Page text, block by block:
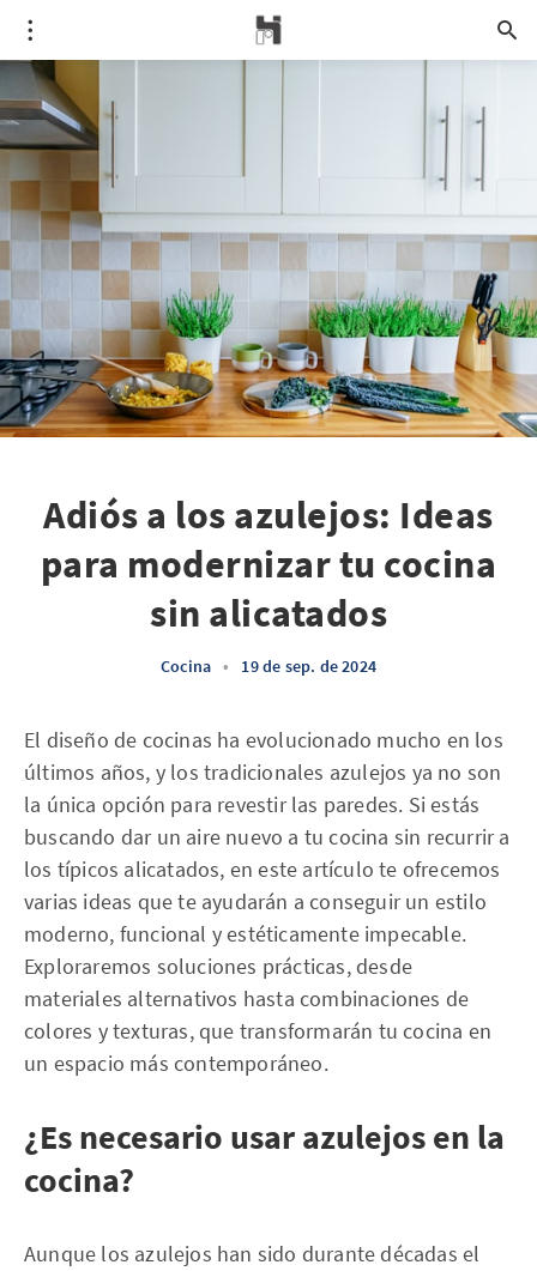
Adiós a los azulejos: Ideas
para modernizar tu cocina
sin alicatados
Cocina • 19 de sep. de 2024
El diseño de cocinas ha evolucionado mucho en los
últimos años, y los tradicionales azulejos ya no son
la única opción para revestir las paredes. Si estás
buscando dar un aire nuevo a tu cocina sin recurrir a
los típicos alicatados, en este artículo te ofrecemos
varias ideas que te ayudarán a conseguir un estilo
moderno, funcional y estéticamente impecable.
Exploraremos soluciones prácticas, desde
materiales alternativos hasta combinaciones de
colores y texturas, que transformarán tu cocina en
un espacio más contemporáneo.
¿Es necesario usar azulejos en la
cocina?
Aunque los azulejos han sido durante décadas el